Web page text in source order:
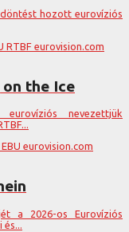
hozott eurovíziós
on the Ice
nevezettjük
a 2026-os Eurovíziós
és...